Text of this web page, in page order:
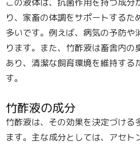
この液体は、抗菌作用を持つ成分
り、家畜の体調をサポートするた
多いです。例えば、病気の予防や
ります。また、竹酢液は畜舎内の
あり、清潔な飼育環境を維持する
す。
竹酢液の成分
竹酢液は、その効果を決定づける
ます。主な成分としては、アセト